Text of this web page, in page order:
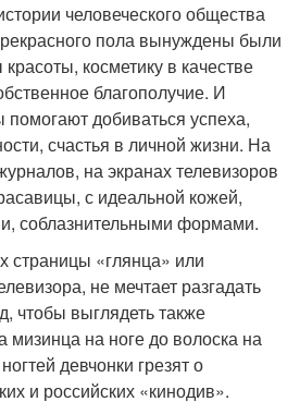
человеческого общества
пола вынуждены были
косметику в качестве
благополучие. И
добиваться успеха,
счастья в личной жизни. На
на экранах телевизоров
с идеальной кожей,
соблазнительными формами.
страницы «глянца» или
не мечтает разгадать
чтобы выглядеть также
мизинца на ноге до волоска на
девчонки грезят о
и российских «кинодив».